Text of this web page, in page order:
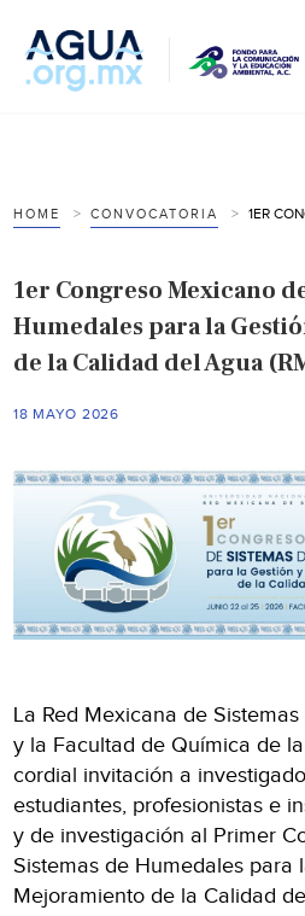
HOME CONVOCATORIA
1er Congreso Mexicano
Humedales para la
de la Calidad del Agua
18 MAYO 2026
La Red Mexicana de
y la Facultad de Química de
cordial invitación a
estudiantes, profesionistas e
y de investigación al Primer
Sistemas de Humedales para
Mejoramiento de la Calidad